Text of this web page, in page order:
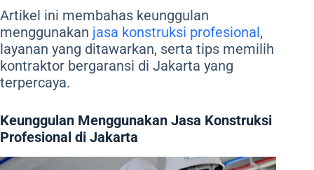
Artikel ini membahas keunggulan
menggunakan jasa konstruksi profesional,
layanan yang ditawarkan, serta tips memilih
kontraktor bergaransi di Jakarta yang
terpercaya.
Keunggulan Menggunakan Jasa Konstruksi
Profesional di Jakarta